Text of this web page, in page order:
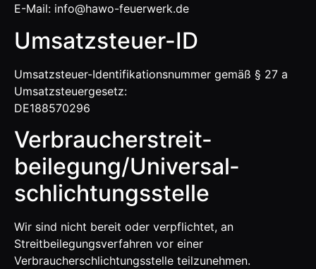
E-Mail: info@hawo-feuerwerk.de
Umsatzsteuer-ID
Umsatzsteuer-Identifikationsnummer gemäß § 27 a
Umsatzsteuergesetz:
DE188570296
Verbraucher­streit­
beilegung/Universal­
schlichtungs­stelle
Wir sind nicht bereit oder verpflichtet, an
Streitbeilegungsverfahren vor einer
Verbraucherschlichtungsstelle teilzunehmen.